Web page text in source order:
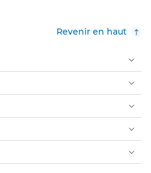
Revenir en haut